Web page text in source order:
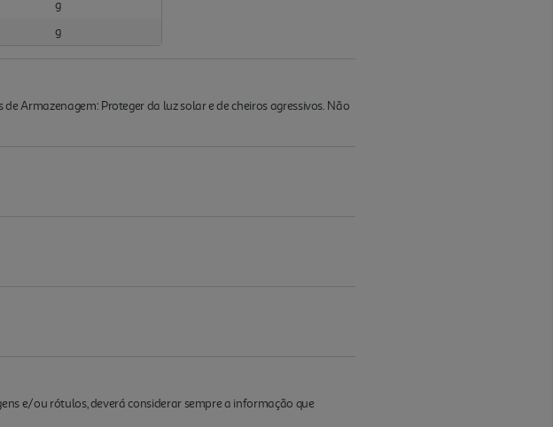
g
g
Armazenagem: Proteger da luz solar e de cheiros agressivos. Não
e/ou rótulos, deverá considerar sempre a informação que